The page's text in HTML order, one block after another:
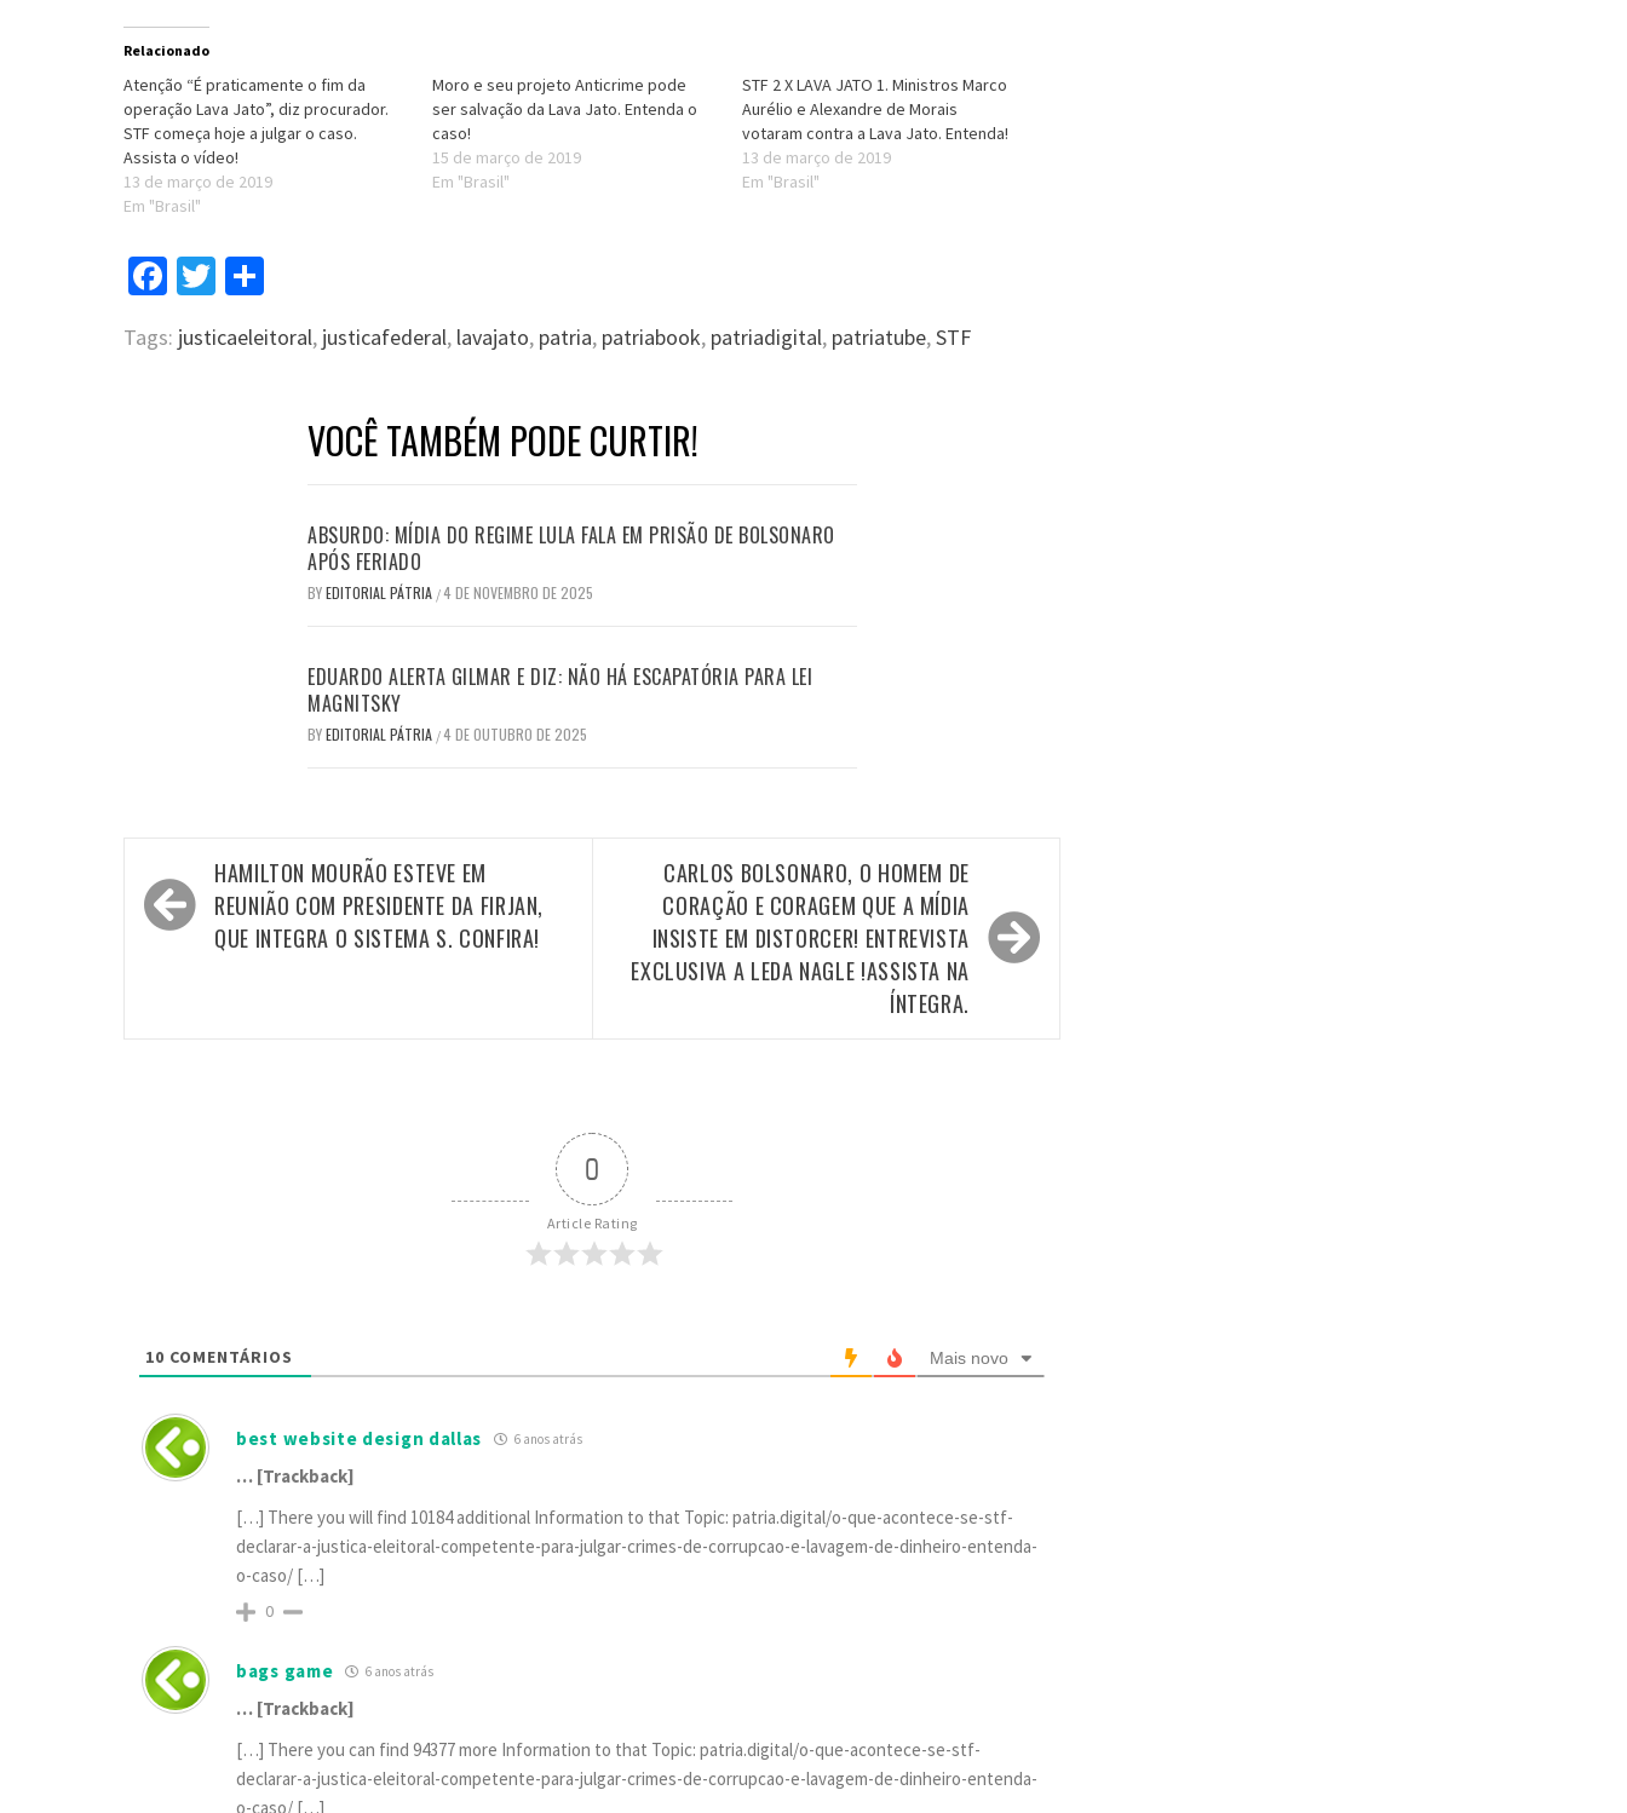
Relacionado
Atenção “É praticamente o fim da
operação Lava Jato”, diz procurador.
STF começa hoje a julgar o caso.
Assista o vídeo!
13 de março de 2019
Em "Brasil"
Moro e seu projeto Anticrime pode
ser salvação da Lava Jato. Entenda o
caso!
15 de março de 2019
Em "Brasil"
STF 2 X LAVA JATO 1. Ministros Marco
Aurélio e Alexandre de Morais
votaram contra a Lava Jato. Entenda!
13 de março de 2019
Em "Brasil"
Facebook
Twitter
Tags: justicaeleitoral, justicafederal, lavajato, patria, patriabook, patriadigital, patriatube,STF
VOCÊ TAMBÉM PODE CURTIR!
ABSURDO: MÍDIA DO REGIME LULA FALA EM PRISÃO DE BOLSONARO
APÓS FERIADO
BYEDITORIAL PÁTRIA /4 DE NOVEMBRO DE 2025
EDUARDO ALERTA GILMAR E DIZ: NÃO HÁ ESCAPATÓRIA PARA LEI
MAGNITSKY
BYEDITORIAL PÁTRIA /4 DE OUTUBRO DE 2025
Navegação
de
Post
HAMILTON MOURÃO ESTEVE EM
REUNIÃO COM PRESIDENTE DA FIRJAN,
QUE INTEGRA O SISTEMA S. CONFIRA!
CARLOS BOLSONARO, O HOMEM DE
CORAÇÃO E CORAGEM QUE A MÍDIA
INSISTE EM DISTORCER! ENTREVISTA
EXCLUSIVA A LEDA NAGLE !ASSISTA NA
ÍNTEGRA.
0
Article Rating
10 COMENTÁRIOS Mais novo
best website design dallas 6 anos atrás
… [Trackback]
[…] There you will find 10184 additional Information to that Topic: patria.digital/o-que-acontece-se-stf-
declarar-a-justica-eleitoral-competente-para-julgar-crimes-de-corrupcao-e-lavagem-de-dinheiro-entenda-
o-caso/ […]
0
bags game 6 anos atrás
… [Trackback]
[…] There you can find 94377 more Information to that Topic: patria.digital/o-que-acontece-se-stf-
declarar-a-justica-eleitoral-competente-para-julgar-crimes-de-corrupcao-e-lavagem-de-dinheiro-entenda-
o-caso/ […]